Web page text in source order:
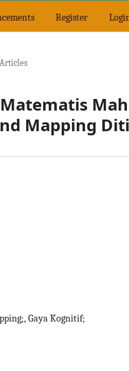
Register
Articles
Mapping
Gaya Kognitif;